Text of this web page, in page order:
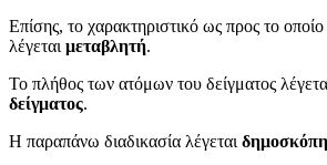
Επίσης, το χαρακτηριστικό ως προς το
λέγεται μεταβλητή.
Το πλήθος των ατόμων του δείγματος
δείγματος.
Η παραπάνω διαδικασία λέγεται